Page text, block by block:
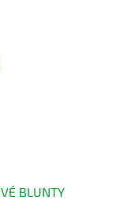
BLUNTY